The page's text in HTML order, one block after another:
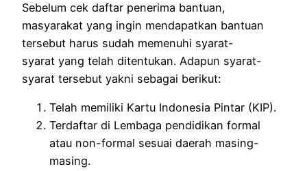
Sebelum cek daftar penerima bantuan,
masyarakat yang ingin mendapatkan bantuan
tersebut harus sudah memenuhi syarat-
syarat yang telah ditentukan. Adapun syarat-
syarat tersebut yakni sebagai berikut:
Telah memiliki Kartu Indonesia Pintar (KIP).
Terdaftar di Lembaga pendidikan formal
atau non-formal sesuai daerah masing-
masing.